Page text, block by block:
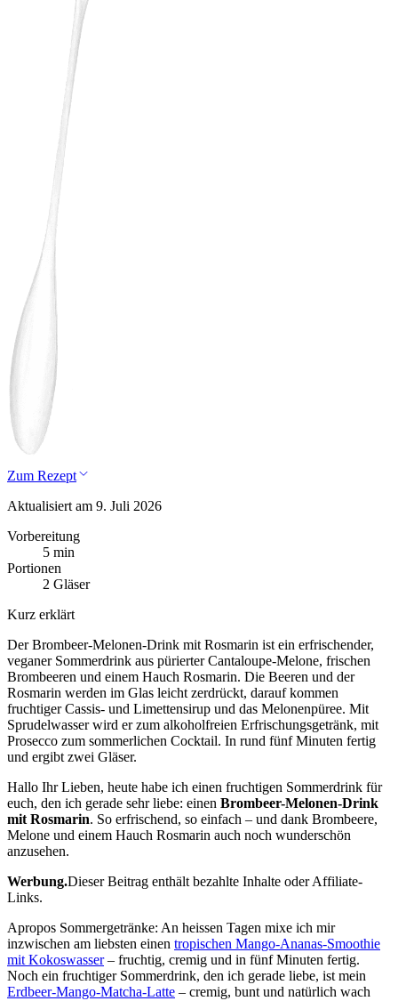
Zum Rezept
Aktualisiert am 9. Juli 2026
Vorbereitung
5 min
Portionen
2 Gläser
Kurz erklärt
Der Brombeer-Melonen-Drink mit Rosmarin ist ein erfrischender,
veganer Sommerdrink aus pürierter Cantaloupe-Melone, frischen
Brombeeren und einem Hauch Rosmarin. Die Beeren und der
Rosmarin werden im Glas leicht zerdrückt, darauf kommen
fruchtiger Cassis- und Limettensirup und das Melonenpüree. Mit
Sprudelwasser wird er zum alkoholfreien Erfrischungsgetränk, mit
Prosecco zum sommerlichen Cocktail. In rund fünf Minuten fertig
und ergibt zwei Gläser.
Hallo Ihr Lieben, heute habe ich einen fruchtigen Sommerdrink für
euch, den ich gerade sehr liebe: einen Brombeer-Melonen-Drink
mit Rosmarin. So erfrischend, so einfach – und dank Brombeere,
Melone und einem Hauch Rosmarin auch noch wunderschön
anzusehen.
Werbung.Dieser Beitrag enthält bezahlte Inhalte oder Affiliate-
Links.
Apropos Sommergetränke: An heissen Tagen mixe ich mir
inzwischen am liebsten einen tropischen Mango-Ananas-Smoothie
mit Kokoswasser– fruchtig, cremig und in fünf Minuten fertig.
Noch ein fruchtiger Sommerdrink, den ich gerade liebe, ist mein
Erdbeer-Mango-Matcha-Latte – cremig, bunt und natürlich wach